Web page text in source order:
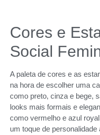
Cores e
Social
A paleta de cores e as
na hora de escolher uma
como preto, cinza e bege,
looks mais formais e
como vermelho e azul
um toque de